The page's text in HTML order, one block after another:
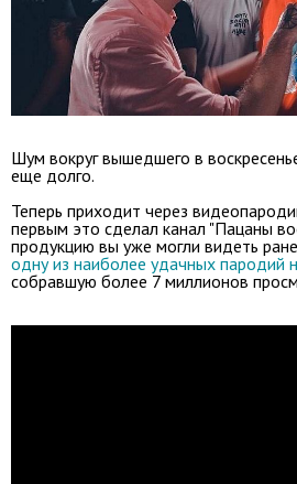
Шум вокруг вышедшего в
еще долго.
Теперь приходит через
первым это сделал канал "Пацаны
продукцию вы уже могли видеть
одну из наиболее удачных пародий
собравшую более 7 миллионов